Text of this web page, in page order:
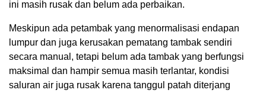
ini masih rusak dan belum ada perbaikan.
Meskipun ada petambak yang menormalisasi endapan
lumpur dan juga kerusakan pematang tambak sendiri
secara manual, tetapi belum ada tambak yang berfungsi
maksimal dan hampir semua masih terlantar, kondisi
saluran air juga rusak karena tanggul patah diterjang